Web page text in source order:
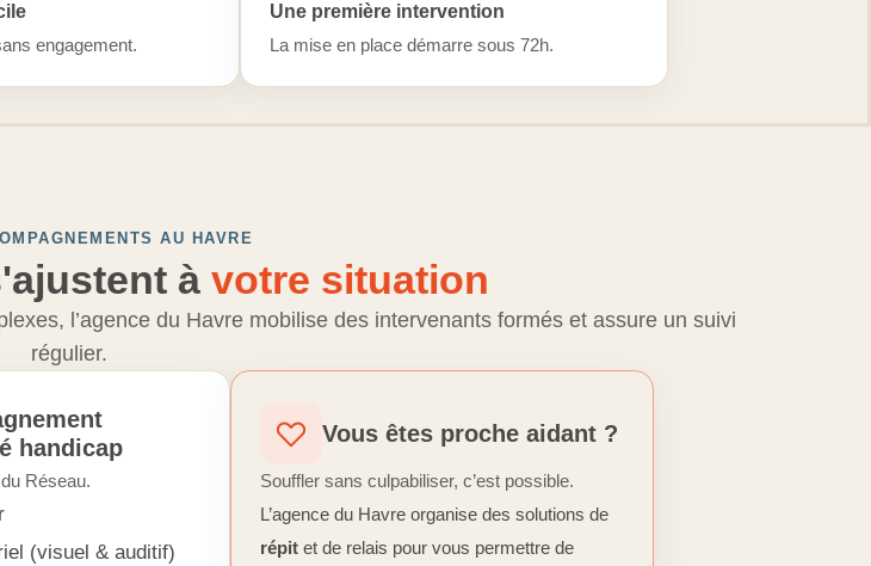
engagement.
Une première intervention
La mise en place démarre sous 72h.
AU HAVRE
à votre situation
l’agence du Havre mobilise des intervenants formés et assure un suivi
régulier.
handicap
Réseau.
(visuel & auditif)
Vous êtes proche aidant ?
Souffler sans culpabiliser, c’est possible.
L’agence du Havre organise des solutions de
répitet de relais pour vous permettre de